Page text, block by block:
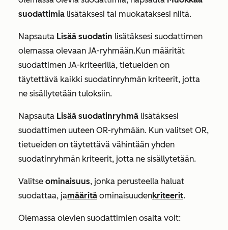
suodattimia lisätäksesi tai muokataksesi niitä.
Napsauta Lisää suodatin lisätäksesi suodattimen
olemassa olevaan JA-ryhmään.Kun määrität
suodattimen JA-kriteerillä, tietueiden on
täytettävä kaikki suodatinryhmän kriteerit, jotta
ne sisällytetään tuloksiin.
Napsauta Lisää suodatinryhmä lisätäksesi
suodattimen uuteen OR-ryhmään. Kun valitset OR,
tietueiden on täytettävä vähintään yhden
suodatinryhmän kriteerit, jotta ne sisällytetään.
Valitse ominaisuus, jonka perusteella haluat
suodattaa, jamääritä ominaisuudenkriteerit.
Olemassa olevien suodattimien osalta voit: